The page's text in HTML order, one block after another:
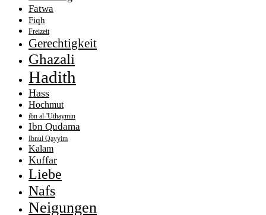
Fatwa
Fiqh
Freizeit
Gerechtigkeit
Ghazali
Hadith
Hass
Hochmut
ibn al-'Uthaymin
Ibn Qudama
Ibnul Qayyim
Kalam
Kuffar
Liebe
Nafs
Neigungen